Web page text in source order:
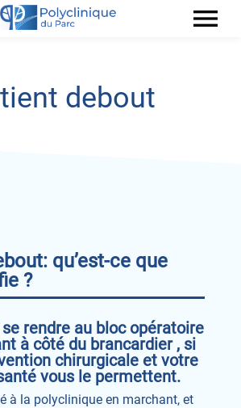
menu
debout
qu’est-ce que
?
rendre au bloc opératoire
à côté du brancardier , si
chirurgicale et votre
vous le permettent.
à la polyclinique en marchant, et